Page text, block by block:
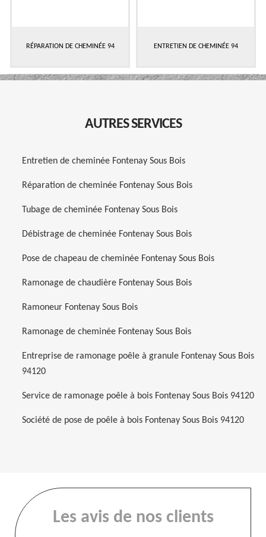
RÉPARATION DE CHEMINÉE 94 ENTRETIEN DE CHEMINÉE 94
AUTRES SERVICES
Entretien de cheminée Fontenay Sous Bois
Réparation de cheminée Fontenay Sous Bois
Tubage de cheminée Fontenay Sous Bois
Débistrage de cheminée Fontenay Sous Bois
Pose de chapeau de cheminée Fontenay Sous Bois
Ramonage de chaudière Fontenay Sous Bois
Ramoneur Fontenay Sous Bois
Ramonage de cheminée Fontenay Sous Bois
Entreprise de ramonage poêle à granule Fontenay Sous Bois
94120
Service de ramonage poêle à bois Fontenay Sous Bois 94120
Société de pose de poêle à bois Fontenay Sous Bois 94120
Les avis de nos clients